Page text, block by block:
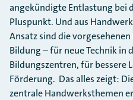
angekündigte Entlastung bei
Pluspunkt. Und aus
Ansatz sind die
Bildung – für neue Technik in
Bildungszentren, für bessere
Förderung. Das alles zeigt:
zentrale Handwerksthemen